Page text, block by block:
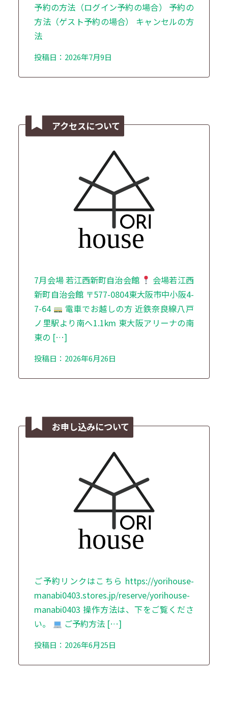
予約の方法（ログイン予約の場合） 予約の
方法（ゲスト予約の場合） キャンセルの方
法
投稿日：2026年7月9日
アクセスについて
7月会場 若江西新町自治会館
会場若江西
新町自治会館 〒577-0804東大阪市中小阪4-
7-64
電車でお越しの方 近鉄奈良線八戸
ノ里駅より南へ1.1km 東大阪アリーナの南
東の […]
投稿日：2026年6月26日
お申し込みについて
ご予約リンクはこちら https://yorihouse-
manabi0403.stores.jp/reserve/yorihouse-
manabi0403 操作方法は、下をご覧くださ
い。
ご予約方法 […]
投稿日：2026年6月25日